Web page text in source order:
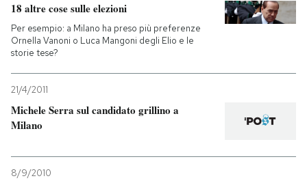
18 altre cose sulle elezioni
Per esempio: a Milano ha preso più preferenze
Ornella Vanoni o Luca Mangoni degli Elio e le
storie tese?
21/4/2011
Michele Serra sul candidato grillino a
Milano
8/9/2010